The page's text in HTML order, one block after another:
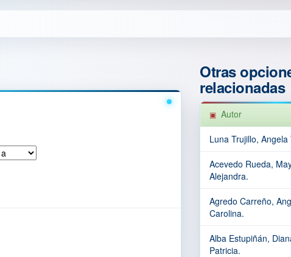
Otras
relacionadas
Autor
Luna Trujillo, Angela
Acevedo Rueda,
Alejandra.
Agredo Carreño,
Carolina.
Alba Estupiñán,
Patricia.